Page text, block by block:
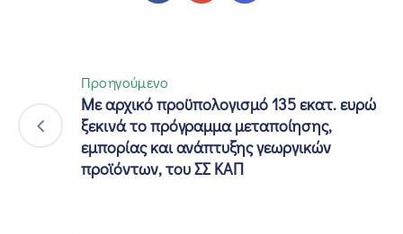
Προηγούμενο
Με αρχικό προϋπολογισμό 135 εκατ. ευρώ
ξεκινά το πρόγραμμα μεταποίησης,
εμπορίας και ανάπτυξης γεωργικών
προϊόντων, του ΣΣ ΚΑΠ